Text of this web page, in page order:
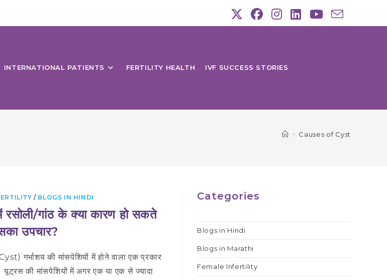
INTERNATIONAL PATIENTS FERTILITY HEALTH IVF SUCCESS STORIES
> Causes of Cyst
/ BLOGS IN HINDI
रसोली/गांठ के क्या कारण हो सकते
उपचार?
गर्भाशय की मांसपेशियों में होने वाला एक प्रकार
की मांसपेशियों में अगर एक या एक से ज्यादा
Categories
Blogs in Hindi
Blogs in Marathi
Female Infertility